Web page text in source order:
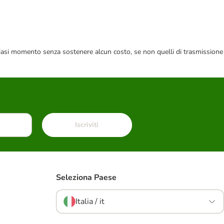
momento senza sostenere alcun costo, se non quelli di trasmissione
Iscriviti
Seleziona Paese
Italia / it